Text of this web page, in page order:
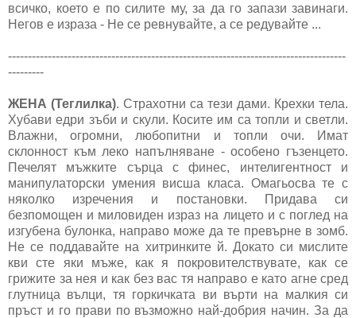
всичко, което е по силите му, за да го запази завинаги.
Негов е израза - Не се ревнувайте, а се редувайте ...
-------------------------------------------------------------------------------------
---------
ЖЕНА (Теглилка). Страхотни са тези дами. Крехки тела.
Хубави едри зъби и скули. Косите им са топли и светли.
Влажни, огромни, любопитни и топли очи. Имат
склонност към леко напълняване - особено гъзенцето.
Печелят мъжките сърца с финес, интелигентност и
манипулаторски умения висша класа. Омагьосва те с
няколко изречения и постановки. Придава си
безпомощен и миловиден израз на лицето и с поглед на
изгубена булонка, направо може да те превърне в зомб.
Не се поддавайте на хитринките й. Докато си мислите
кви сте яки мъже, как я покровителствувате, как се
грижите за нея и как без вас тя направо е като агне сред
глутница вълци, тя горкичката ви върти на малкия си
пръст и го прави по възможно най-добрия начин. За да